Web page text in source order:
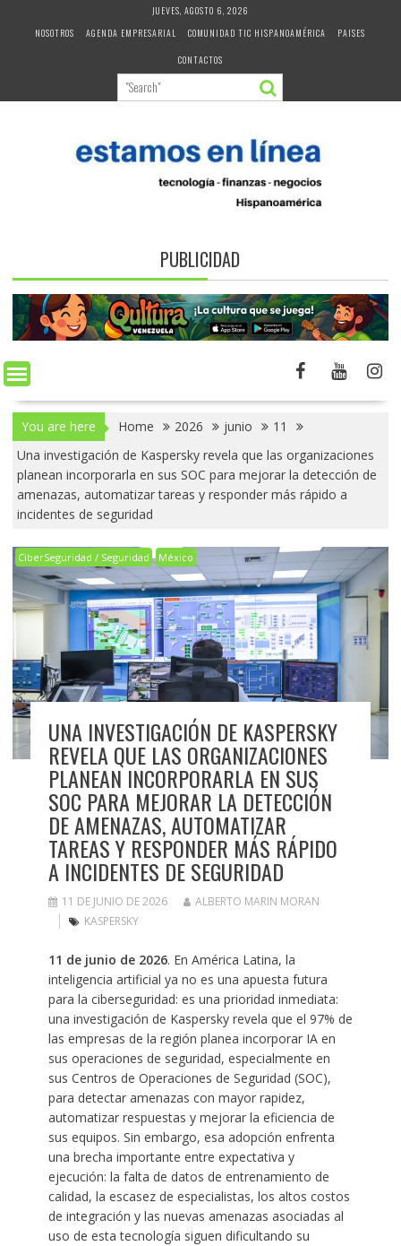
JUEVES, AGOSTO 6, 2026
NOSOTROS
AGENDA EMPRESARIAL COMUNIDAD TIC HISPANOAMÉRICA
PAISES
CONTACTOS
PUBLICIDAD
You are here Home 2026 junio
11
Una investigación de Kaspersky revela que las organizaciones
planean incorporarla en sus SOC para mejorar la detección de
amenazas, automatizar tareas y responder más rápido a
incidentes de seguridad
CiberSeguridad / Seguridad México
UNA INVESTIGACIÓN DE KASPERSKY
REVELA QUE LAS ORGANIZACIONES
PLANEAN INCORPORARLA EN SUS
SOC PARA MEJORAR LA DETECCIÓN
DE AMENAZAS, AUTOMATIZAR
TAREAS Y RESPONDER MÁS RÁPIDO
A INCIDENTES DE SEGURIDAD
11 DE JUNIO DE 2026
ALBERTO MARIN MORAN
KASPERSKY
11 de junio de 2026. En América Latina, la
inteligencia artificial ya no es una apuesta futura
para la ciberseguridad: es una prioridad inmediata:
una investigación de Kaspersky revela que el 97% de
las empresas de la región planea incorporar IA en
sus operaciones de seguridad, especialmente en
sus Centros de Operaciones de Seguridad (SOC),
para detectar amenazas con mayor rapidez,
automatizar respuestas y mejorar la eficiencia de
sus equipos. Sin embargo, esa adopción enfrenta
una brecha importante entre expectativa y
ejecución: la falta de datos de entrenamiento de
calidad, la escasez de especialistas, los altos costos
de integración y las nuevas amenazas asociadas al
uso de esta tecnología siguen dificultando su